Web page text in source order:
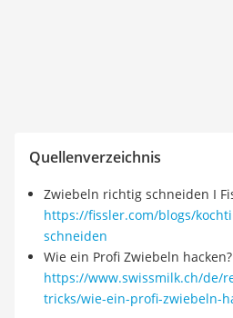
Quellenverzeichnis
Zwiebeln richtig schneiden I
https://fissler.com/blogs/
schneiden
Wie ein Profi Zwiebeln
https://www.swissmilk.ch/de/
tricks/wie-ein-profi-zwiebeln-